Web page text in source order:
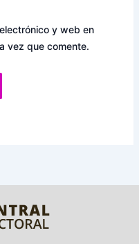
y web en
vez que comente.